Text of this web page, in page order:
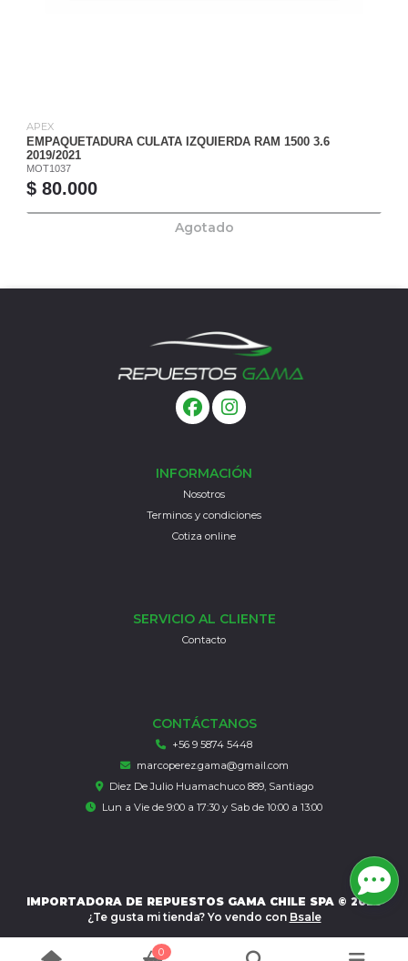
APEX
EMPAQUETADURA CULATA IZQUIERDA RAM 1500 3.6
2019/2021
MOT1037
$ 80.000
Agotado
INFORMACIÓN
Nosotros
Terminos y condiciones
Cotiza online
SERVICIO AL CLIENTE
Contacto
CONTÁCTANOS
+56 9 5874 5448
marcoperez.gama@gmail.com
Diez De Julio Huamachuco 889, Santiago
Lun a Vie de 9:00 a 17:30 y Sab de 10:00 a 13:00
IMPORTADORA DE REPUESTOS GAMA CHILE SPA © 2026
¿Te gusta mi tienda? Yo vendo con Bsale
0